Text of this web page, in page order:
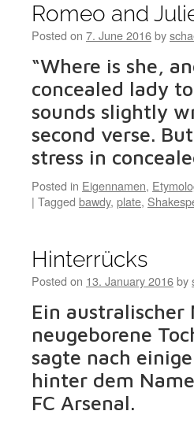
Romeo and
Posted on 7. June 2016by
“Where is she,
concealed lady
sounds slightly
second verse.
stress in
Posted in Eigennamen,
| Tagged bawdy, plate,
Hinterrücks
Posted on 13. January 2016by
Ein australischer
neugeborene
sagte nach
hinter dem
FC Arsenal.